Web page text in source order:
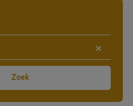
×
Zoek